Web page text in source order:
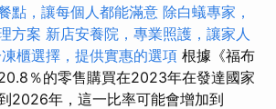
點，讓每個人都能滿意 除白蟻專家，
方案 新店安養院，專業照護，讓家人
櫃選擇，提供實惠的選項 根據《福布
％的零售購買在2023年在發達國家
2026年，這一比率可能會增加到